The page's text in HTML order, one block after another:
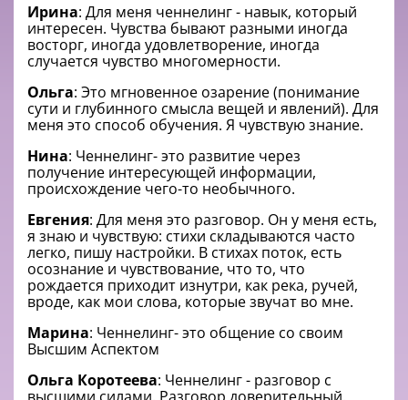
Ирина: Для меня ченнелинг - навык, который
интересен. Чувства бывают разными иногда
восторг, иногда удовлетворение, иногда
случается чувство многомерности.
Ольга: Это мгновенное озарение (понимание
сути и глубинного смысла вещей и явлений). Для
меня это способ обучения. Я чувствую знание.
Нина: Ченнелинг- это развитие через
получение интересующей информации,
происхождение чего-то необычного.
Евгения: Для меня это разговор. Он у меня есть,
я знаю и чувствую: стихи складываются часто
легко, пишу настройки. В стихах поток, есть
осознание и чувствование, что то, что
рождается приходит изнутри, как река, ручей,
вроде, как мои слова, которые звучат во мне.
Марина: Ченнелинг- это общение со своим
Высшим Аспектом
Ольга Коротеева: Ченнелинг - разговор с